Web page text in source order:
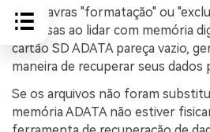
As palavras "formatação" ou
confusas ao lidar com memória
cartão SD ADATA pareça vazio,
maneira de recuperar seus dados
Se os arquivos não foram
memória ADATA não estiver